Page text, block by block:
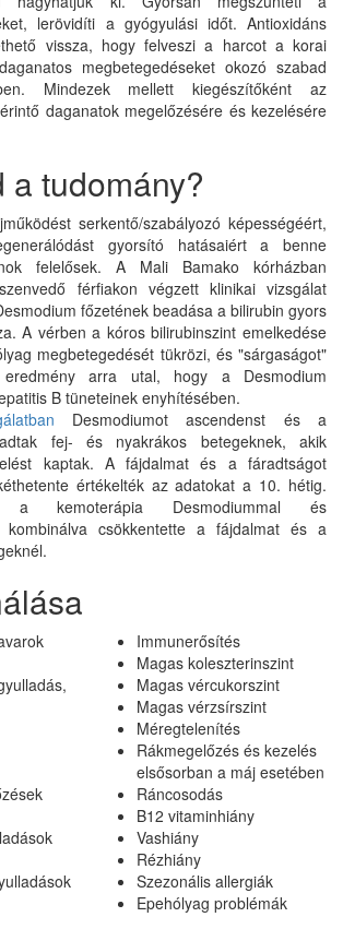
lerövidíti a gyógyulási időt. Antioxidáns
vissza, hogy felveszi a harcot a korai
megbetegedéseket okozó szabad
Mindezek mellett kiegészítőként az
daganatok megelőzésére és kezelésére
a tudomány?
serkentő/szabályozó képességéért,
gyorsító hatásaiért a benne
felelősek. A Mali Bamako kórházban
férfiakon végzett klinikai vizsgálat
főzetének beadása a bilirubin gyors
A vérben a kóros bilirubinszint emelkedése
megbetegedését tükrözi, és "sárgaságot"
arra utal, hogy a Desmodium
B tüneteinek enyhítésében.
Desmodiumot ascendenst és a
adtak fej- és nyakrákos betegeknek, akik
kaptak. A fájdalmat és a fáradtságot
értékelték az adatokat a 10. hétig.
a kemoterápia Desmodiummal és
kombinálva csökkentette a fájdalmat és a
Immunerősítés
Magas koleszterinszint
Magas vércukorszint
Magas vérzsírszint
Méregtelenítés
Rákmegelőzés és kezelés
elsősorban a máj esetében
Ráncosodás
B12 vitaminhiány
Vashiány
Rézhiány
Szezonális allergiák
Epehólyag problémák